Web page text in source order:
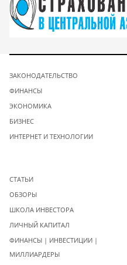
ЗАКОНОДАТЕЛЬСТВО
ФИНАНСЫ
ЭКОНОМИКА
БИЗНЕС
ИНТЕРНЕТ И ТЕХНОЛОГИИ
СТАТЬИ
ОБЗОРЫ
ШКОЛА ИНВЕСТОРА
ЛИЧНЫЙ КАПИТАЛ
ФИНАНСЫ | ИНВЕСТИЦИИ |
МИЛЛИАРДЕРЫ